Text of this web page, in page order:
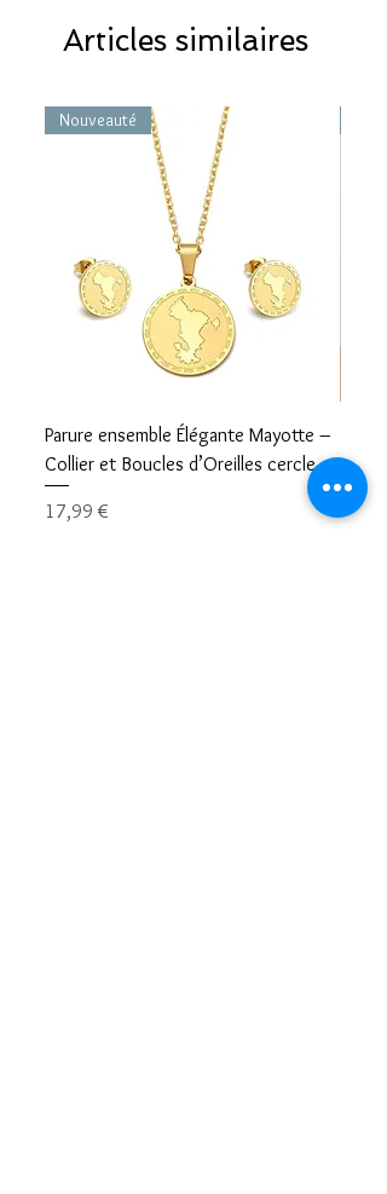
Articles similaires
Nouveauté
Parure ensemble Élégante Mayotte –
Collier et Boucles d’Oreilles cercle
Prix
17,99 € Prix
8,99 €